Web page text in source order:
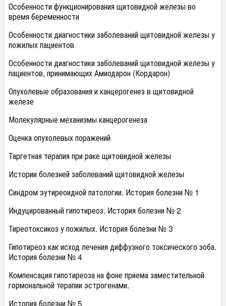
Особенности функционирования щитовидной железы во
время беременности
Особенности диагностики заболеваний щитовидной железы у
пожилых пациентов
Особенности диагностики заболеваний щитовидной железы у
пациентов, принимающих Амиодарон (Кордарон)
Опухолевые образования и канцерогенез в щитовидной
железе
Молекулярные механизмы канцерогенеза
Оценка опухолевых поражений
Таргетная терапия при раке щитовидной железы
Истории болезней заболеваний щитовидной железы
Синдром эутиреоидной патологии. История болезни № 1
Индуцированный гипотиреоз. История болезни № 2
Тиреотоксикоз у пожилых. История болезни № 3
Гипотиреоз как исход лечения диффузного токсического зоба.
История болезни № 4
Компенсация гипотиреоза на фоне приема заместительной
гормональной терапии эстрогенами.
История болезни № 5